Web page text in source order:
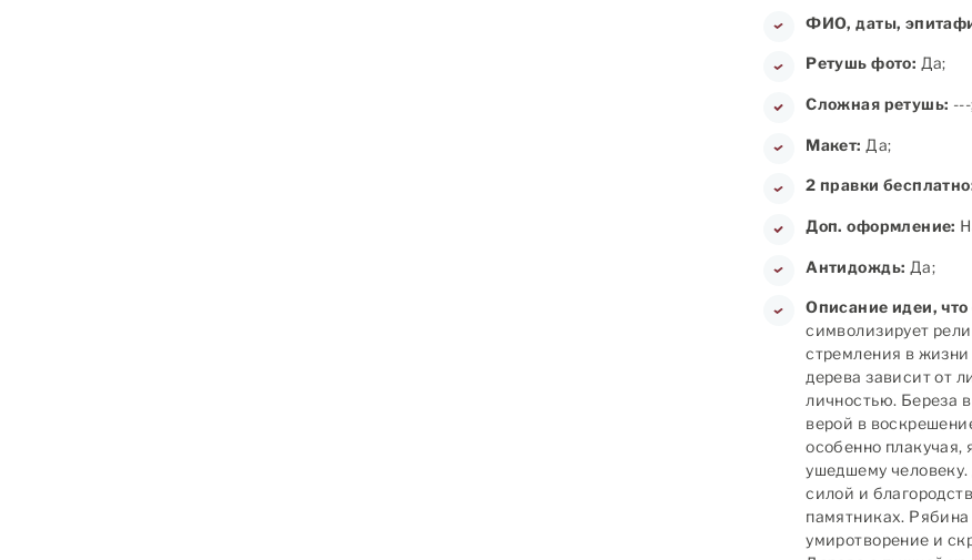
ФИО, даты,
Ретушь фото: Да;
Сложная ретушь:
Макет: Да;
2 правки
Доп. оформление:
Антидождь: Да;
Описание идеи,
символизирует
стремления в
дерева зависит от
личностью. Береза
верой в
особенно плакучая,
ушедшему
силой и
памятниках.
умиротворение и